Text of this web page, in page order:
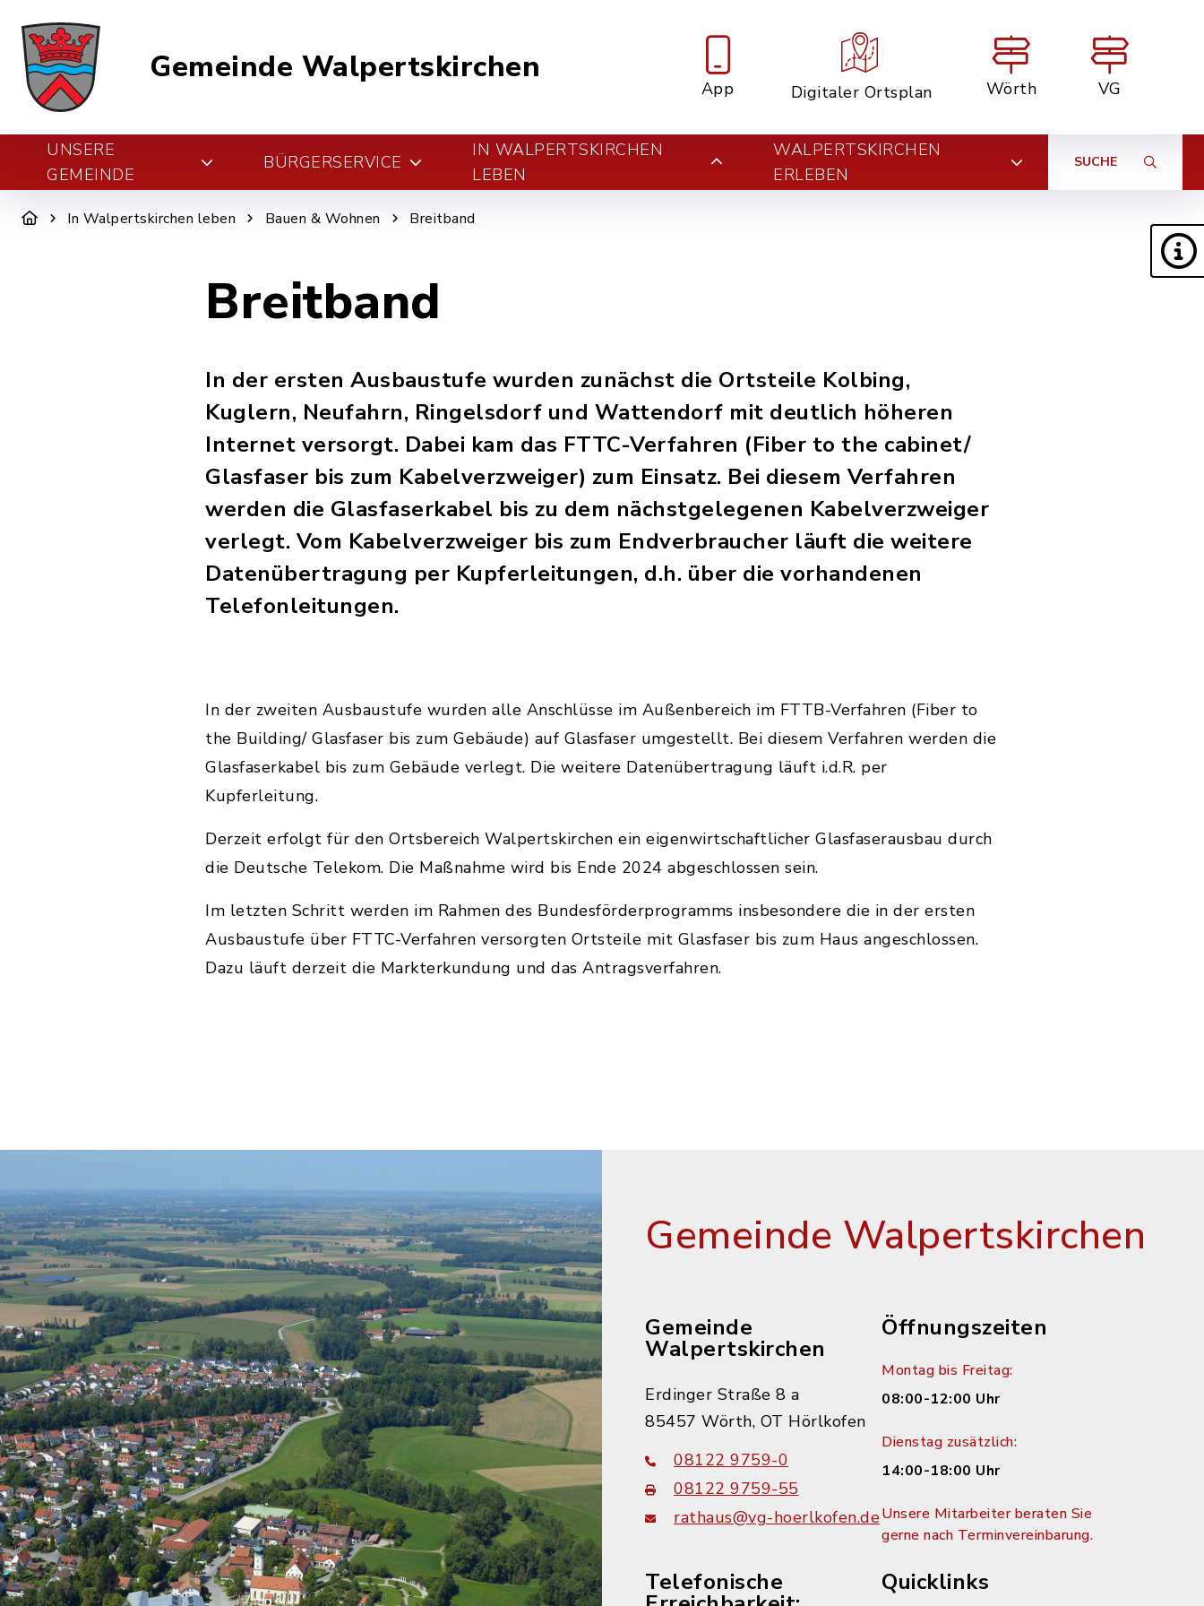
Gemeinde Walpertskirchen
App Digitaler Ortsplan Wörth VG
UNSERE
GEMEINDE
BÜRGERSERVICE
IN WALPERTSKIRCHEN
LEBEN
WALPERTSKIRCHEN
ERLEBEN
SUCHE
In Walpertskirchen leben Bauen & Wohnen Breitband
Breitband
In der ersten Ausbaustufe wurden zunächst die Ortsteile Kolbing,
Kuglern, Neufahrn, Ringelsdorf und Wattendorf mit deutlich höheren
Internet versorgt. Dabei kam das FTTC-Verfahren (Fiber to the cabinet/
Glasfaser bis zum Kabelverzweiger) zum Einsatz. Bei diesem Verfahren
werden die Glasfaserkabel bis zu dem nächstgelegenen Kabelverzweiger
verlegt. Vom Kabelverzweiger bis zum Endverbraucher läuft die weitere
Datenübertragung per Kupferleitungen, d.h. über die vorhandenen
Telefonleitungen.
In der zweiten Ausbaustufe wurden alle Anschlüsse im Außenbereich im FTTB-Verfahren (Fiber to
the Building/ Glasfaser bis zum Gebäude) auf Glasfaser umgestellt. Bei diesem Verfahren werden die
Glasfaserkabel bis zum Gebäude verlegt. Die weitere Datenübertragung läuft i.d.R. per
Kupferleitung.
Derzeit erfolgt für den Ortsbereich Walpertskirchen ein eigenwirtschaftlicher Glasfaserausbau durch
die Deutsche Telekom. Die Maßnahme wird bis Ende 2024 abgeschlossen sein.
Im letzten Schritt werden im Rahmen des Bundesförderprogramms insbesondere die in der ersten
Ausbaustufe über FTTC-Verfahren versorgten Ortsteile mit Glasfaser bis zum Haus angeschlossen.
Dazu läuft derzeit die Markterkundung und das Antragsverfahren.
Gemeinde Walpertskirchen
Gemeinde
Walpertskirchen
Erdinger Straße 8 a
85457 Wörth, OT Hörlkofen
08122 9759-0
08122 9759-55
rathaus@vg-hoerlkofen.de
Öffnungszeiten
Montag bis Freitag:
08:00-12:00 Uhr
Dienstag zusätzlich:
14:00-18:00 Uhr
Unsere Mitarbeiter beraten Sie
gerne nach Terminvereinbarung.
Telefonische Quicklinks